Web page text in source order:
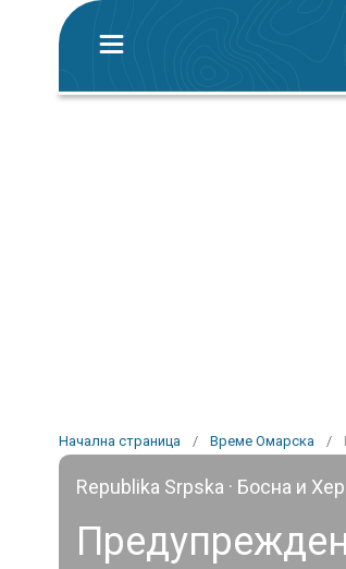
Начална страница / Време Омарска /
Republika Srpska · Босна и